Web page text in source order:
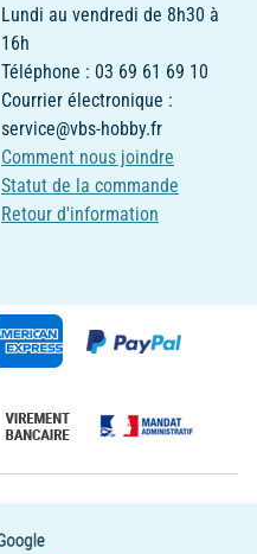
Lundi au vendredi de 8h30 à
16h
Téléphone : 03 69 61 69 10
Courrier électronique :
service@vbs-hobby.fr
Comment nous joindre
Statut de la commande
Retour d'information